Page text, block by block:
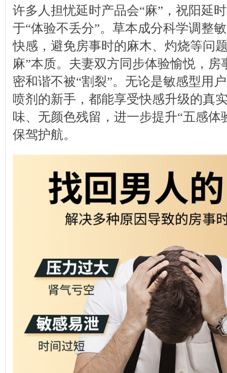
许多人担忧延时产品会“麻”，祝阳延
于“体验不丢分”。草本成分科学调整
快感，避免房事时的麻木、灼烧等问
麻”本质。夫妻双方同步体验愉悦，房
密和谐不被“割裂”。无论是敏感型用
喷剂的新手，都能享受快感升级的真
味、无颜色残留，进一步提升“五感体
保驾护航。